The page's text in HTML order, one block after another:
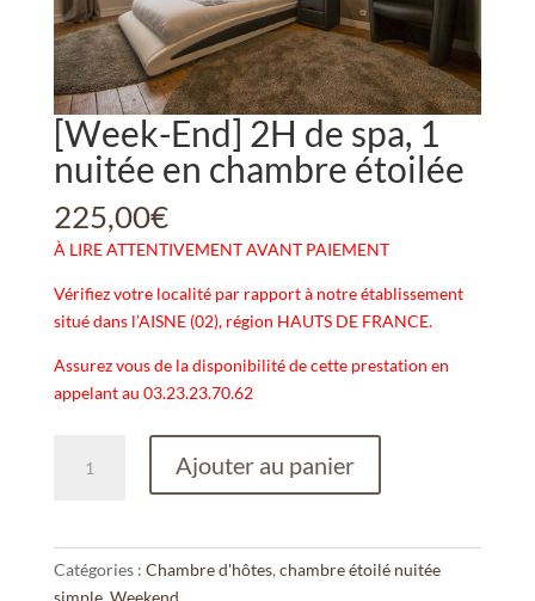
[Week-End] 2H de spa, 1
nuitée en chambre étoilée
225,00€
À LIRE ATTENTIVEMENT AVANT PAIEMENT
Vérifiez votre localité par rapport à notre établissement
situé dans l’AISNE (02), région HAUTS DE FRANCE.
Assurez vous de la disponibilité de cette prestation en
appelant au 03.23.23.70.62
Ajouter au panier
Catégories : Chambre d'hôtes, chambre étoilé nuitée
simple, Weekend